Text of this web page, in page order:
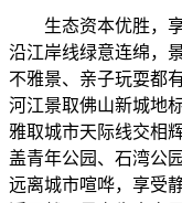
生态资本优胜，享
沿江岸线绿意连绵，
不雅景、亲子玩耍都
河江景取佛山新城地
雅取城市天际线交相
盖青年公园、石湾公
远离城市喧哗，享受